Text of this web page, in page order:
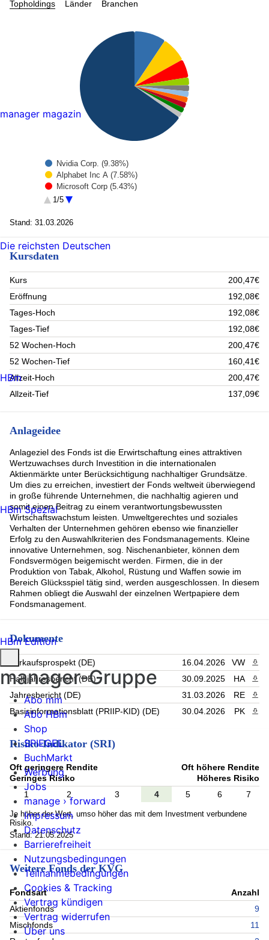
Topholdings Länder Branchen
Nvidia Corp. (9.38%)
Alphabet Inc A (7.58%)
Microsoft Corp (5.43%)
ELI LILLY and CO (2.33%)
VERIZON COMMUNICATIONS INC (1.71%)
Allstate Corp (1.68%)
WATERS CORP (1.55%)
1/5
Stand: 31.03.2026
Kursdaten
Kurs
200,47€
Eröffnung
192,08€
Tages-Hoch
192,08€
Tages-Tief
192,08€
52 Wochen-Hoch
200,47€
52 Wochen-Tief
160,41€
Allzeit-Hoch
200,47€
Allzeit-Tief
137,09€
Anlageidee
Anlageziel des Fonds ist die Erwirtschaftung eines attraktiven
Wertzuwachses durch Investition in die internationalen
Aktienmärkte unter Berücksichtigung nachhaltiger Grundsätze.
Um dies zu erreichen, investiert der Fonds weltweit überwiegend
in große führende Unternehmen, die nachhaltig agieren und
somit einen Beitrag zu einem verantwortungsbewussten
Wirtschaftswachstum leisten. Umweltgerechtes und soziales
Verhalten der Unternehmen gehören ebenso wie finanzieller
Erfolg zu den Auswahlkriterien des Fondsmanagements. Kleine
innovative Unternehmen, sog. Nischenanbieter, können dem
Fondsvermögen beigemischt werden. Firmen, die in der
Produktion von Tabak, Alkohol, Rüstung und Waffen sowie im
Bereich Glücksspiel tätig sind, werden ausgeschlossen. In diesem
Rahmen obliegt die Auswahl der einzelnen Wertpapiere dem
Fondsmanagement.
Dokumente
Verkaufsprospekt (DE) 16.04.2026 VW
Halbjahresbericht (DE)
30.09.2025 HA
Jahresbericht (DE)
31.03.2026 RE
Basisinformationsblatt (PRIIP-KID) (DE)
30.04.2026 PK
Risiko-Indikator (SRI)
Oft geringere Rendite
Geringes Risiko
Oft höhere Rendite
Höheres Risiko
1
2 3 4 5 6 7
Je höher der Wert, umso höher das mit dem Investment verbundene
Risiko.
Stand: 21.05.2025
Weitere Fonds der KVG
Fondsart
Anzahl
Aktienfonds
9
Mischfonds
11
manager magazin
Die reichsten Deutschen
HBm
HBm Spezial
HBm Edition
manager-Gruppe
Abo mm
Abo HBm
Shop
SPIEGEL
BuchMarkt
Werbung
Jobs
manage › forward
Impressum
Datenschutz
Barrierefreiheit
Nutzungsbedingungen
Teilnahmebedingungen
Cookies & Tracking
Vertrag kündigen
Vertrag widerrufen
Über uns